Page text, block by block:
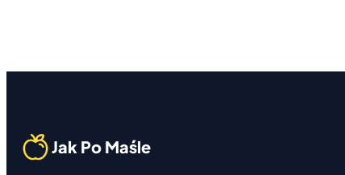
Jak Po Maśle